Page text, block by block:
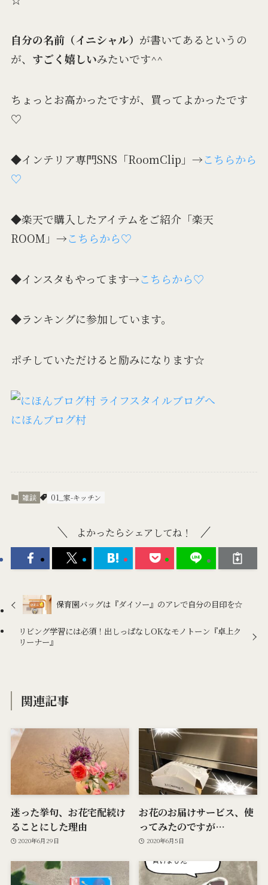
自分の名前（イニシャル） が書いてあるというの
が、 すごく嬉しいみたいです^^
ちょっとお高かったですが、買ってよかったです
♡
◆インテリア専門SNS「RoomClip」→こちらから
♡
◆楽天で購入したアイテムをご紹介「楽天
ROOM」→こちらから♡
◆インスタもやってます→こちらから♡
◆ランキングに参加しています。
ポチしていただけると励みになります☆
にほんブログ村
雑談 01_家-キッチン
よかったらシェアしてね！
保育園バッグは『ダイソー』のアレで自分の目印を☆
リビング学習には必須！出しっぱなしOKなモノトーン『卓上ク
リーナー』
関連記事
迷った挙句、お花宅配続け
ることにした理由
2020年6月29日
お花のお届けサービス、使
ってみたのですが…
2020年6月5日